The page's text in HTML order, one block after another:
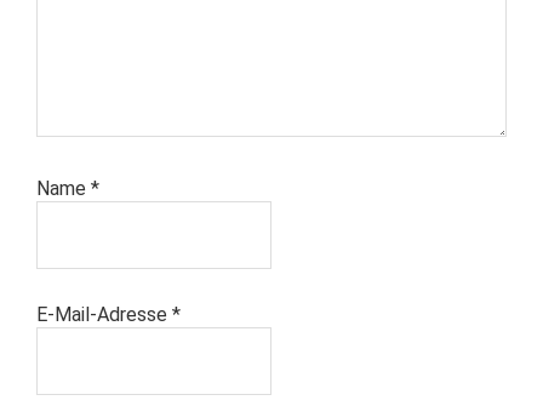
Name *
E-Mail-Adresse *